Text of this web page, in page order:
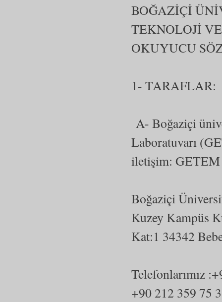
BOĞAZİÇİ
TEKNOLOJİ
OKUYUCU
1- TARAFLAR:
A- Boğaziçi
Laboratuvarı
iletişim: GETEM
Boğaziçi
Kuzey Kampüs
Kat:1 34342
Telefonlarımız
+90 212 359